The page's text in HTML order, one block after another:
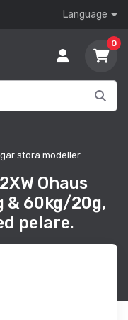
Language
0
stora modeller
Ohaus
& 60kg/20g,
pelare.